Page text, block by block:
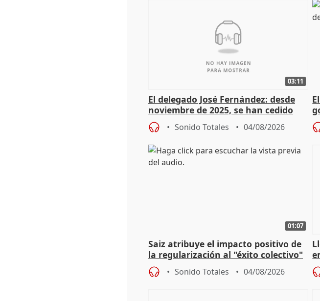
03:11
El delegado José Fernández: desde
noviembre de 2025, se han cedido
9.810 ayudas por nacimiento
Sonido Totales 04/08/2026
01:07
Saiz atribuye el impacto positivo de
la regularización al "éxito colectivo"
del Gobierno
Sonido Totales 04/08/2026